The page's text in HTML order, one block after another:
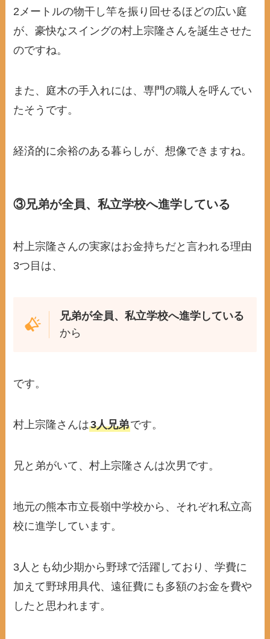
2メートルの物干し竿を振り回せるほどの広い庭
が、豪快なスイングの村上宗隆さんを誕生させた
のですね。
また、庭木の手入れには、専門の職人を呼んでい
たそうです。
経済的に余裕のある暮らしが、想像できますね。
③兄弟が全員、私立学校へ進学している
村上宗隆さんの実家はお金持ちだと言われる理由
3つ目は、
兄弟が全員、私立学校へ進学している
から
です。
村上宗隆さんは3人兄弟です。
兄と弟がいて、村上宗隆さんは次男です。
地元の熊本市立長嶺中学校から、それぞれ私立高
校に進学しています。
3人とも幼少期から野球で活躍しており、学費に
加えて野球用具代、遠征費にも多額のお金を費や
したと思われます。